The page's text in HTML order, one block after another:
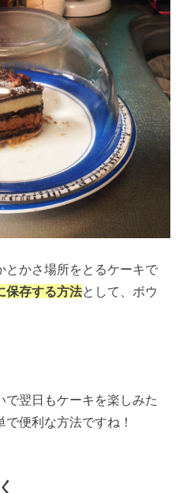
とかさ場所をとるケーキで
保存する方法として、ボウ
翌日もケーキを楽しみた
便利な方法ですね！